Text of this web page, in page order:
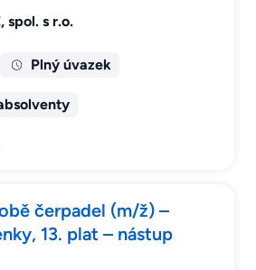
spol. s r.o.
Plný úvazek
čerpadel (m/ž) –
13. plat – nástup